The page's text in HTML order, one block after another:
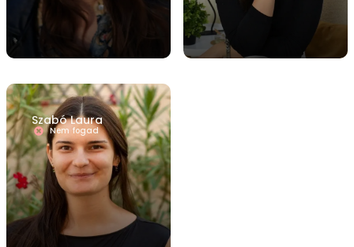
Szabó Laura
Nem fogad